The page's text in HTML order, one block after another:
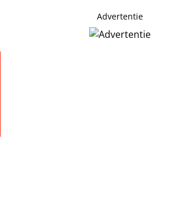
Advertentie